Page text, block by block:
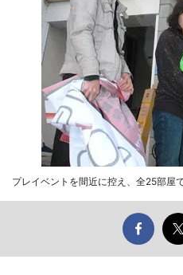
プレイベントを間近に控え、全25部屋